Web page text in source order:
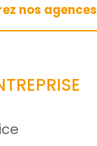
nos agences